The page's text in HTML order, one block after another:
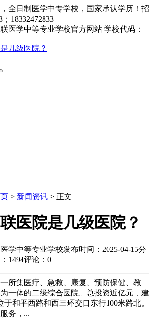
全日制医学中专学校，国家承认学历！招
；18332472833
医学中等专业学校官方网站 学校代码：
> 新闻资讯 > 正文
医院是几级医院？
学中等专业学校发布时间：2025-04-15分
1494评论：0
所集医疗、急救、康复、预防保健、教
一体的二级综合医院。总投资近亿元，建
于和平西路和西三环交口东行100米路北。
务，...